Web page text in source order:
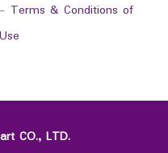
- Terms & Conditions of
Use
CO., LTD.